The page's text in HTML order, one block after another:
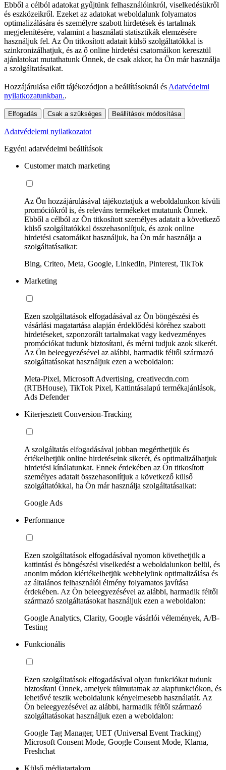
Ebből a célból adatokat gyűjtünk felhasználóinkról, viselkedésükről
és eszközeikről. Ezeket az adatokat weboldalunk folyamatos
optimalizálására és személyre szabott hirdetések és tartalmak
megjelenítésére, valamint a használati statisztikák elemzésére
használjuk fel. Az Ön titkosított adatait külső szolgáltatókkal is
szinkronizálhatjuk, és az ő online hirdetési csatornáikon keresztül
ajánlatokat mutathatunk Önnek, de csak akkor, ha Ön már használja
a szolgáltatásaikat.
Hozzájárulása előtt tájékozódjon a beállításoknál és Adatvédelmi
nyilatkozatunkban..
Elfogadás Csak a szükséges Beállítások módosítása
Adatvédelemi nyilatkozatot
Egyéni adatvédelmi beállítások
Customer match marketing
Az Ön hozzájárulásával tájékoztatjuk a weboldalunkon kívüli
promóciókról is, és releváns termékeket mutatunk Önnek.
Ebből a célból az Ön titkosított személyes adatait a következő
külső szolgáltatókkal összehasonlítjuk, és azok online
hirdetési csatornáikat használjuk, ha Ön már használja a
szolgáltatásaikat:
Bing, Criteo, Meta, Google, LinkedIn, Pinterest, TikTok
Marketing
Ezen szolgáltatások elfogadásával az Ön böngészési és
vásárlási magatartása alapján érdeklődési köréhez szabott
hirdetéseket, szponzorált tartalmakat vagy kedvezményes
promóciókat tudunk biztosítani, és mérni tudjuk azok sikerét.
Az Ön beleegyezésével az alábbi, harmadik féltől származó
szolgáltatásokat használjuk ezen a weboldalon:
Meta-Pixel, Microsoft Advertising, creativecdn.com
(RTBHouse), TikTok Pixel, Kattintásalapú termékajánlások,
Ads Defender
Kiterjesztett Conversion-Tracking
A szolgáltatás elfogadásával jobban megérthetjük és
értékelhetjük online hirdetéseink sikerét, és optimalizálhatjuk
hirdetési kínálatunkat. Ennek érdekében az Ön titkosított
személyes adatait összehasonlítjuk a következő külső
szolgáltatókkal, ha Ön már használja szolgáltatásaikat:
Google Ads
Performance
Ezen szolgáltatások elfogadásával nyomon követhetjük a
kattintási és böngészési viselkedést a weboldalunkon belül, és
anonim módon kiértékelhetjük webhelyünk optimalizálása és
az általános felhasználói élmény folyamatos javítása
érdekében. Az Ön beleegyezésével az alábbi, harmadik féltől
származó szolgáltatásokat használjuk ezen a weboldalon:
Google Analytics, Clarity, Google vásárlói vélemények, A/B-
Testing
Funkcionális
Ezen szolgáltatások elfogadásával olyan funkciókat tudunk
biztosítani Önnek, amelyek túlmutatnak az alapfunkciókon, és
lehetővé teszik weboldalunk kényelmesebb használatát. Az
Ön beleegyezésével az alábbi, harmadik féltől származó
szolgáltatásokat használjuk ezen a weboldalon:
Google Tag Manager, UET (Universal Event Tracking)
Microsoft Consent Mode, Google Consent Mode, Klarna,
Freshchat
Külső médiatartalom